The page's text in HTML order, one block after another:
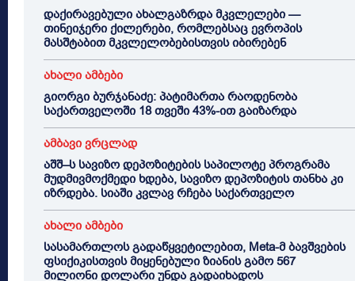
დაქირავებული ახალგაზრდა მკვლელები —
თინეიჯერი ქილერები, რომლებსაც ევროპის
მასშტაბით მკვლელობებისთვის იბირებენ
ახალი ამბები
გიორგი ბურჯანაძე: პატიმართა რაოდენობა
საქართველოში 18 თვეში 43%-ით გაიზარდა
ამბავი ვრცლად
აშშ–ს სავიზო დეპოზიტების საპილოტე პროგრამა
მუდმივმოქმედი ხდება, სავიზო დეპოზიტის თანხა კი
იზრდება. სიაში კვლავ რჩება საქართველო
ახალი ამბები
სასამართლოს გადაწყვეტილებით, Meta-მ ბავშვების
ფსიქიკისთვის მიყენებული ზიანის გამო 567
მილიონი დოლარი უნდა გადაიხადოს